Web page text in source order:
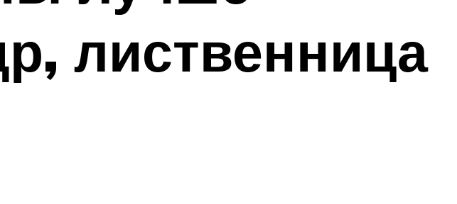
лиственница